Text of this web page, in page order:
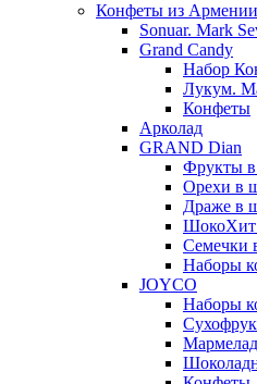
Конфеты из Армении
Sonuar. Mark
Grand Candy
Набор
Лукум.
Конфеты
Арколад
GRAND Dian
Фрукты в
Орехи в
Драже в
ШокоХит
Семечки
Наборы
JOYCO
Наборы